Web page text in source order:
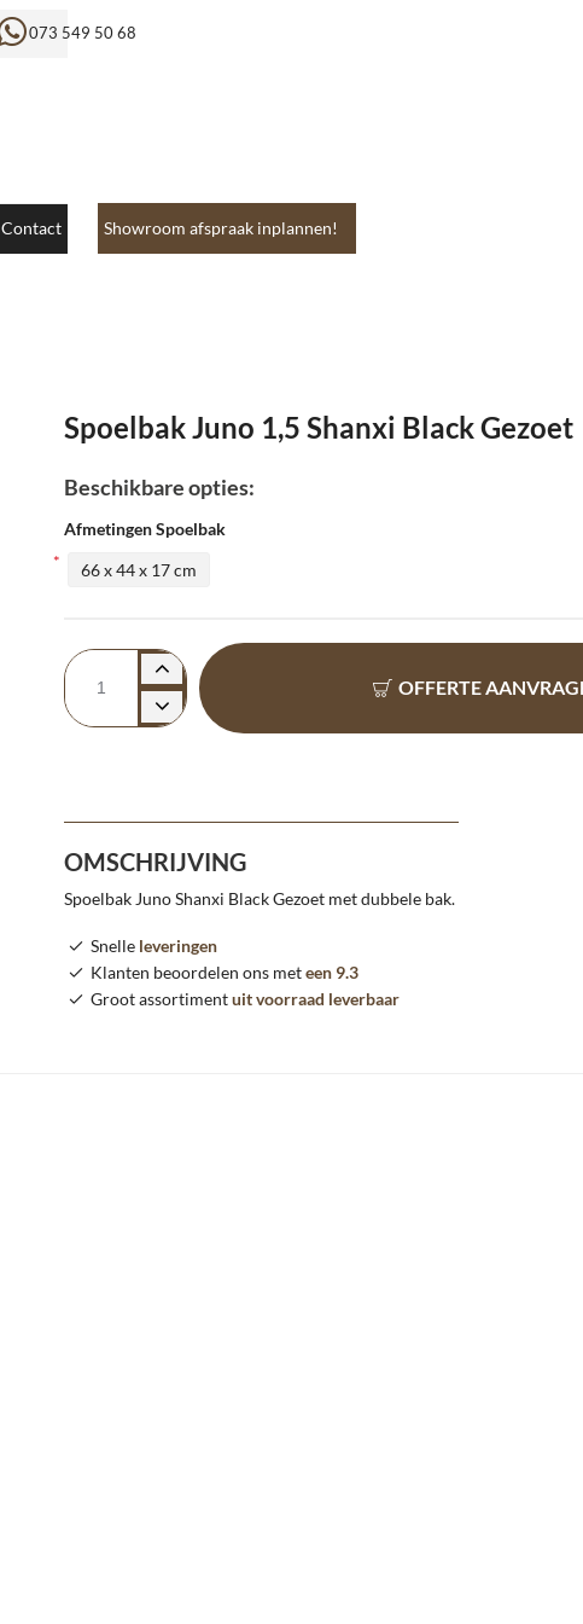
073 549 50 68
Contact Showroom afspraak inplannen!
Spoelbak Juno 1,5 Shanxi Black Gezoet
Beschikbare opties:
Afmetingen Spoelbak
66 x 44 x 17 cm
OFFERTE
OMSCHRIJVING
Spoelbak Juno Shanxi Black Gezoet met dubbele bak.
Snelle leveringen
Klanten beoordelen ons meteen 9.3
Groot assortimentuit voorraad leverbaar